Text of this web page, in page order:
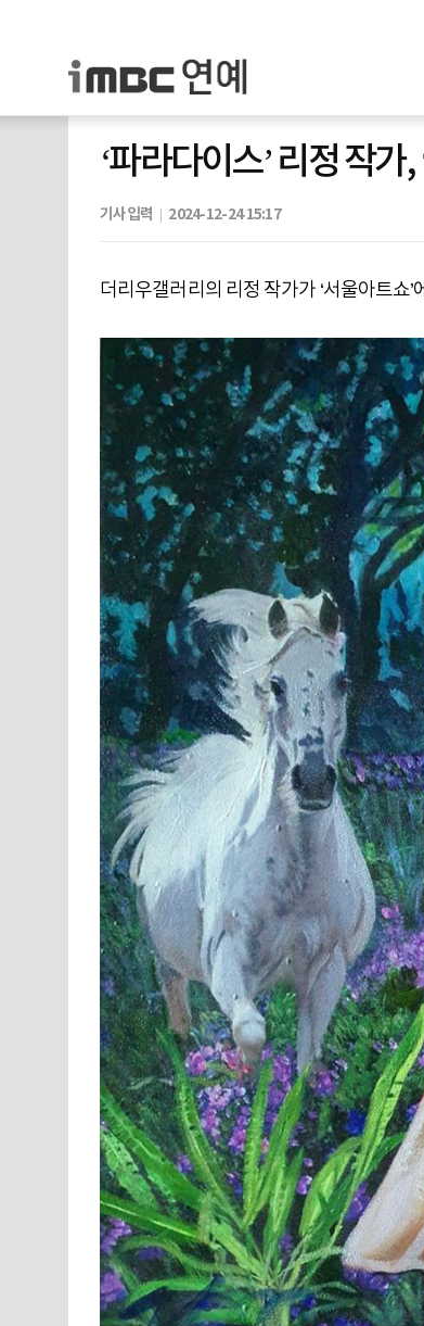
‘파라다이스’ 리정 작가
기사입력 2024-12-24 15:17
더리우갤러리의 리정 작가가 ‘서울아트쇼